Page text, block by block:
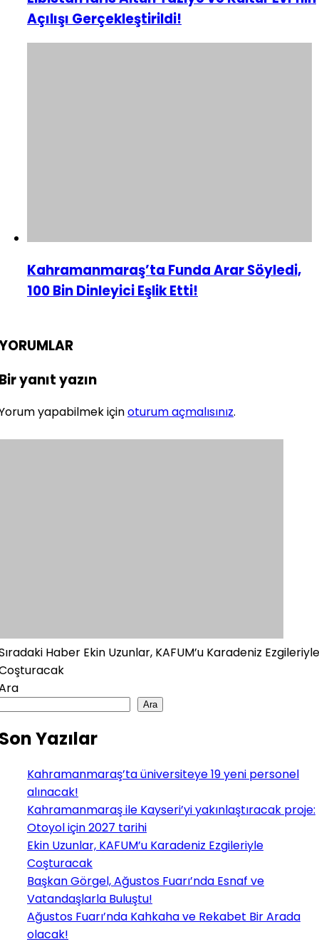
Açılışı Gerçekleştirildi!
Kahramanmaraş’ta Funda Arar Söyledi,
100 Bin Dinleyici Eşlik Etti!
yanıt yazın
yapabilmek içinoturum açmalısınız.
Haber Ekin Uzunlar, KAFUM’u Karadeniz Ezgileriyle
Ara
Yazılar
Kahramanmaraş’ta üniversiteye 19 yeni personel
alınacak!
Kahramanmaraş ile Kayseri’yi yakınlaştıracak proje:
Otoyol için 2027 tarihi
Ekin Uzunlar, KAFUM’u Karadeniz Ezgileriyle
Coşturacak
Başkan Görgel, Ağustos Fuarı’nda Esnaf ve
Vatandaşlarla Buluştu!
Ağustos Fuarı’nda Kahkaha ve Rekabet Bir Arada
olacak!